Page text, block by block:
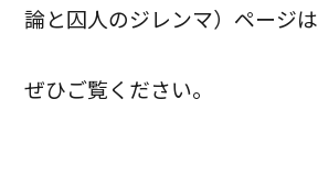
論と囚人のジレンマ）ページは
ぜひご覧ください。